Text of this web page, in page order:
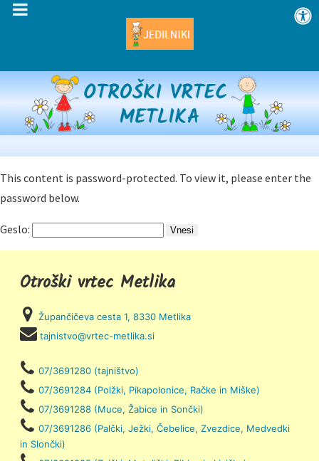
This content is password-protected. To view it, please enter the
password below.
Geslo:
Otroški vrtec Metlika
Župančičeva cesta 1, 8330 Metlika
tajnistvo@vrtec-metlika.si
07/3691280 (tajništvo)
07/3691284 (Polžki, Pikapolonice, Račke in Miške)
07/3691288 (Muce, Žabice in Sončki)
07/3691286 (Palčki, Ježki, Čebelice, Zvezdice, Medvedki
in Slončki)